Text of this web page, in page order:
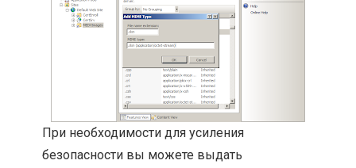
При необходимости для усиления
безопасности вы можете выдать